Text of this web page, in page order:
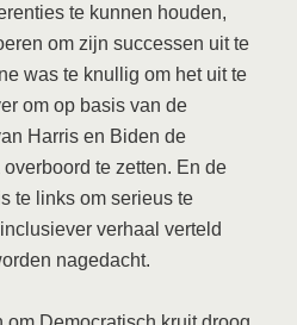
te kunnen houden,
om zijn successen uit te
was te knullig om het uit te
om op basis van de
Harris en Biden de
te zetten. En de
te links om serieus te
verhaal verteld
nagedacht.